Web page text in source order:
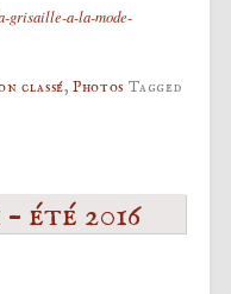
grisaille-a-la-mode-
classé,Photos Tagged
été 2016